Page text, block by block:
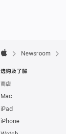
Footer

Newsroom
选购及了解
商店
Mac
iPad
iPhone